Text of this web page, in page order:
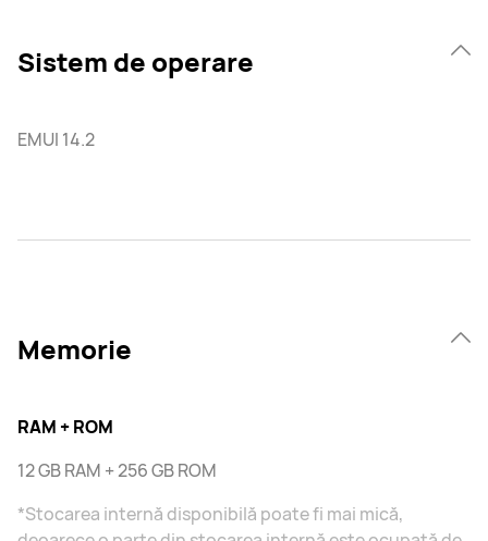
Sistem de operare
EMUI 14.2
Memorie
RAM + ROM
12 GB RAM + 256 GB ROM
*Stocarea internă disponibilă poate fi mai mică,